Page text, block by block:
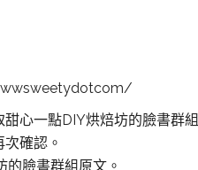
心一點DIY烘焙坊的臉書群
確認。
的臉書群組原文。